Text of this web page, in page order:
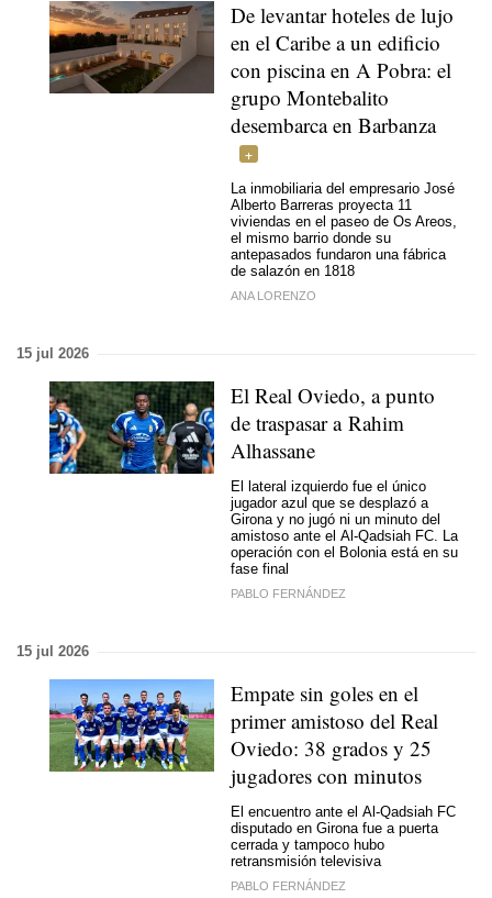
De levantar hoteles de lujo
en el Caribe a un edificio
con piscina en A Pobra: el
grupo Montebalito
desembarca en Barbanza
La inmobiliaria del empresario José
Alberto Barreras proyecta 11
viviendas en el paseo de Os Areos,
el mismo barrio donde su
antepasados fundaron una fábrica
de salazón en 1818
ANA LORENZO
15 jul 2026
El Real Oviedo, a punto
de traspasar a Rahim
Alhassane
El lateral izquierdo fue el único
jugador azul que se desplazó a
Girona y no jugó ni un minuto del
amistoso ante el Al-Qadsiah FC. La
operación con el Bolonia está en su
fase final
PABLO FERNÁNDEZ
15 jul 2026
Empate sin goles en el
primer amistoso del Real
Oviedo: 38 grados y 25
jugadores con minutos
El encuentro ante el Al-Qadsiah FC
disputado en Girona fue a puerta
cerrada y tampoco hubo
retransmisión televisiva
PABLO FERNÁNDEZ